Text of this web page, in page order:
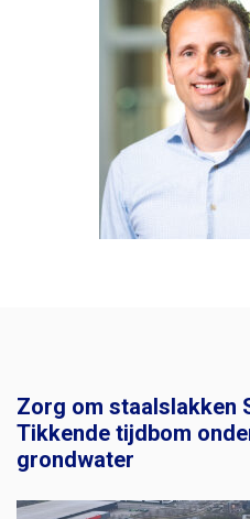
Zorg om staalslakken
Tikkende tijdbom
grondwater